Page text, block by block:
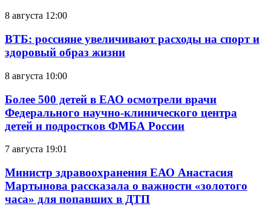
8 августа 12:00
ВТБ: россияне увеличивают расходы на спорт и
здоровый образ жизни
8 августа 10:00
Более 500 детей в ЕАО осмотрели врачи
Федерального научно-клинического центра
детей и подростков ФМБА России
7 августа 19:01
Министр здравоохранения ЕАО Анастасия
Мартынова рассказала о важности «золотого
часа» для попавших в ДТП